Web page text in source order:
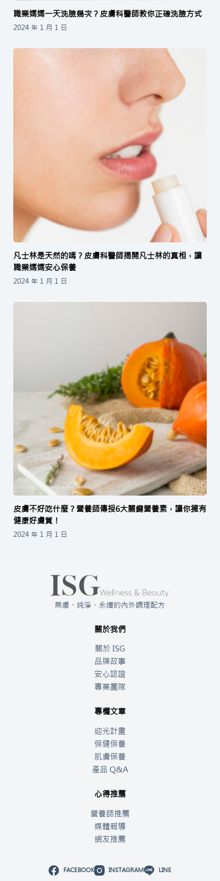
職業媽媽一天洗臉幾次？皮膚科醫師教你正確洗臉方式
2024 年 1 月 1 日
凡士林是天然的嗎？皮膚科醫師揭開凡士林的真相，讓
職業媽媽安心保養
2024 年 1 月 1 日
皮膚不好吃什麼？營養師傳授6大關鍵營養素，讓你擁有
健康好膚質！
2024 年 1 月 1 日
無慮、純淨、永續的內外調理配方
關於我們
關於 ISG
品牌故事
安心認證
專業團隊
專欄文章
迎光計畫
保健保養
肌膚保養
產品 Q&A
心得推薦
營養師推薦
媒體報導
網友推薦
FACEBOOK INSTAGRAM LINE